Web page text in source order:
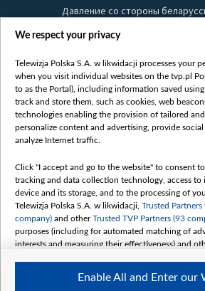
Давление со стороны
Правила использования
Безопасность
Youtube
Белсат news
Белсат Life
Belsat English
Biełsat PL
Белсат Now
Белсат Shorts
Белсат History
Белсат Music
Белсат Doc
We respect your privacy
Telewizja Polska S.A. w likwidacji processes your
when you visit individual websites on the tvp.pl
to as the Portal), including information saved
track and store them, such as cookies, web
technologies enabling the provision of tailored and
personalize content and advertising, provide social
analyze Internet traffic.
Click "I accept and go to the website" to consent
tracking and data collection technology, access
device and its storage, and to the processing of
Telewizja Polska S.A. w likwidacji, Trusted
company) and otherTrusted TVP Partners (93
purposes (including for automated matching of
interests and measuring their effectiveness) and
The purposes of processing your data by TVP S.A.
Enable All and Enter our